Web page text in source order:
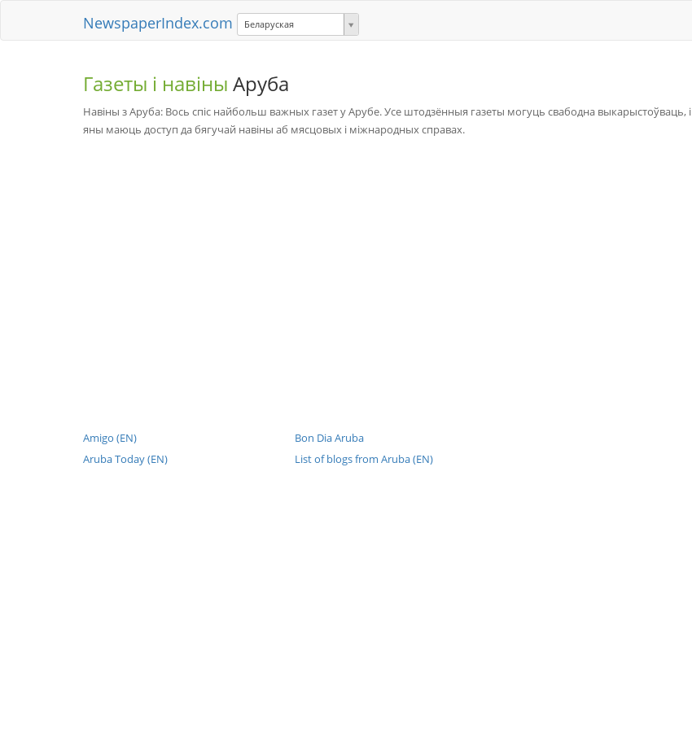
NewspaperIndex.com Беларуская
Газеты і навіны Аруба
Навіны з Аруба: Вось спіс найбольш важных газет у Арубе. Усе штодзённыя газеты могуць свабодна выкарыстоўваць, і
яны маюць доступ да бягучай навіны аб мясцовых і міжнародных справах.
Amigo (EN)
Aruba Today (EN)
Bon Dia Aruba
List of blogs from Aruba (EN)